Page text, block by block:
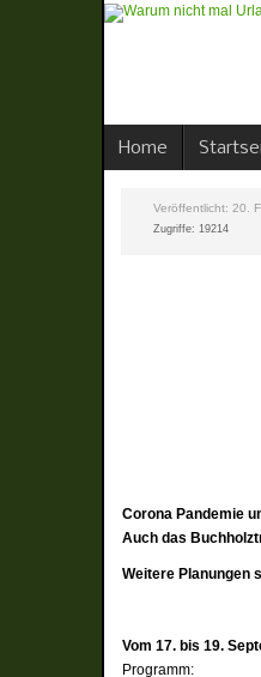
Home
Veröffentlicht: 20.
Zugriffe: 19214
Corona Pandemie
Auch das
Weitere Planungen
Vom 17. bis 19.
Programm: